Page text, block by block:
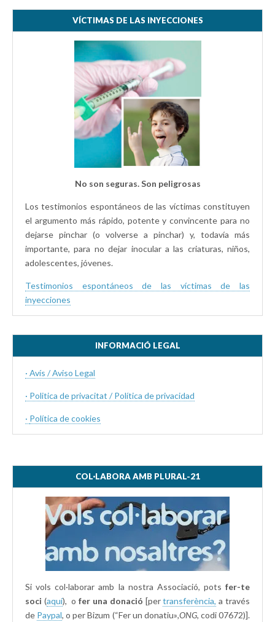
VÍCTIMAS DE LAS INYECCIONES
No son seguras. Son peligrosas
Los testimonios espontáneos de las víctimas constituyen
el argumento más rápido, potente y convincente para no
dejarse pinchar (o volverse a pinchar) y, todavía más
importante, para no dejar inocular a las criaturas, niños,
adolescentes, jóvenes.
Testimonios espontáneos de las víctimas de las
inyecciones
INFORMACIÓ LEGAL
· Avís / Aviso Legal
· Politica de privacitat / Política de privacidad
· Política de cookies
COL·LABORA AMB PLURAL-21
Si vols col·laborar amb la nostra Associació, pots fer-te
soci (aquí), ofer una donació [pertransferència, a través
de Paypal, o per Bizum (“Fer un donatiu»,ONG, codi 07672)].